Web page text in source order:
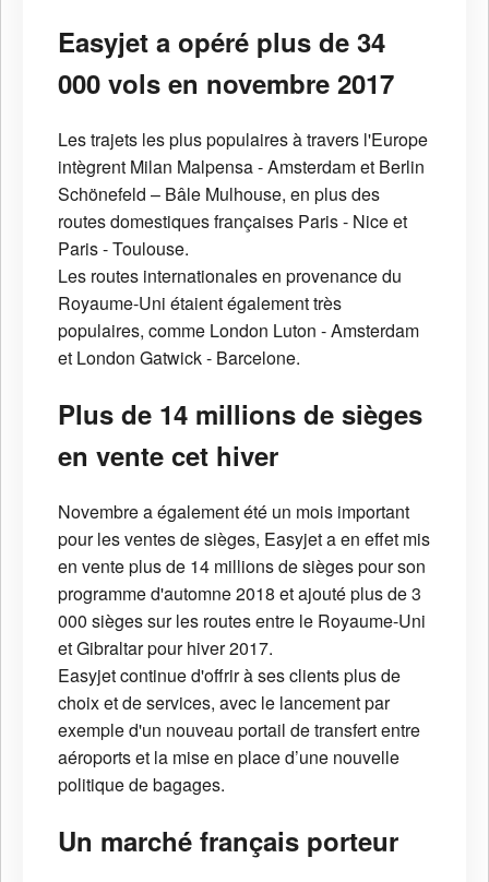
Easyjet a opéré plus de 34
000 vols en novembre 2017
Les trajets les plus populaires à travers l'Europe
intègrent Milan Malpensa - Amsterdam et Berlin
Schönefeld – Bâle Mulhouse, en plus des
routes domestiques françaises Paris - Nice et
Paris - Toulouse.
Les routes internationales en provenance du
Royaume-Uni étaient également très
populaires, comme London Luton - Amsterdam
et London Gatwick - Barcelone.
Plus de 14 millions de sièges
en vente cet hiver
Novembre a également été un mois important
pour les ventes de sièges, Easyjet a en effet mis
en vente plus de 14 millions de sièges pour son
programme d'automne 2018 et ajouté plus de 3
000 sièges sur les routes entre le Royaume-Uni
et Gibraltar pour hiver 2017.
Easyjet continue d'offrir à ses clients plus de
choix et de services, avec le lancement par
exemple d'un nouveau portail de transfert entre
aéroports et la mise en place d’une nouvelle
politique de bagages.
Un marché français porteur